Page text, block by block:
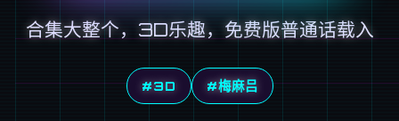
合集大整个，3D乐趣，免费版普通话载入
#3D #梅麻吕